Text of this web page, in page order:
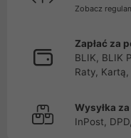
Zobacz
Zapłać za
BLIK, BLIK
Raty,
Wysyłka
InPost,